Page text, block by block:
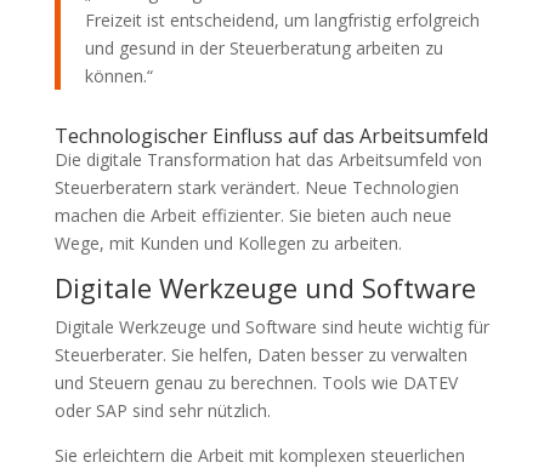
Freizeit ist entscheidend, um langfristig erfolgreich
und gesund in der Steuerberatung arbeiten zu
können.“
Technologischer Einfluss auf das Arbeitsumfeld
Die digitale Transformation hat das Arbeitsumfeld von
Steuerberatern stark verändert. Neue Technologien
machen die Arbeit effizienter. Sie bieten auch neue
Wege, mit Kunden und Kollegen zu arbeiten.
Digitale Werkzeuge und Software
Digitale Werkzeuge und Software sind heute wichtig für
Steuerberater. Sie helfen, Daten besser zu verwalten
und Steuern genau zu berechnen. Tools wie DATEV
oder SAP sind sehr nützlich.
Sie erleichtern die Arbeit mit komplexen steuerlichen